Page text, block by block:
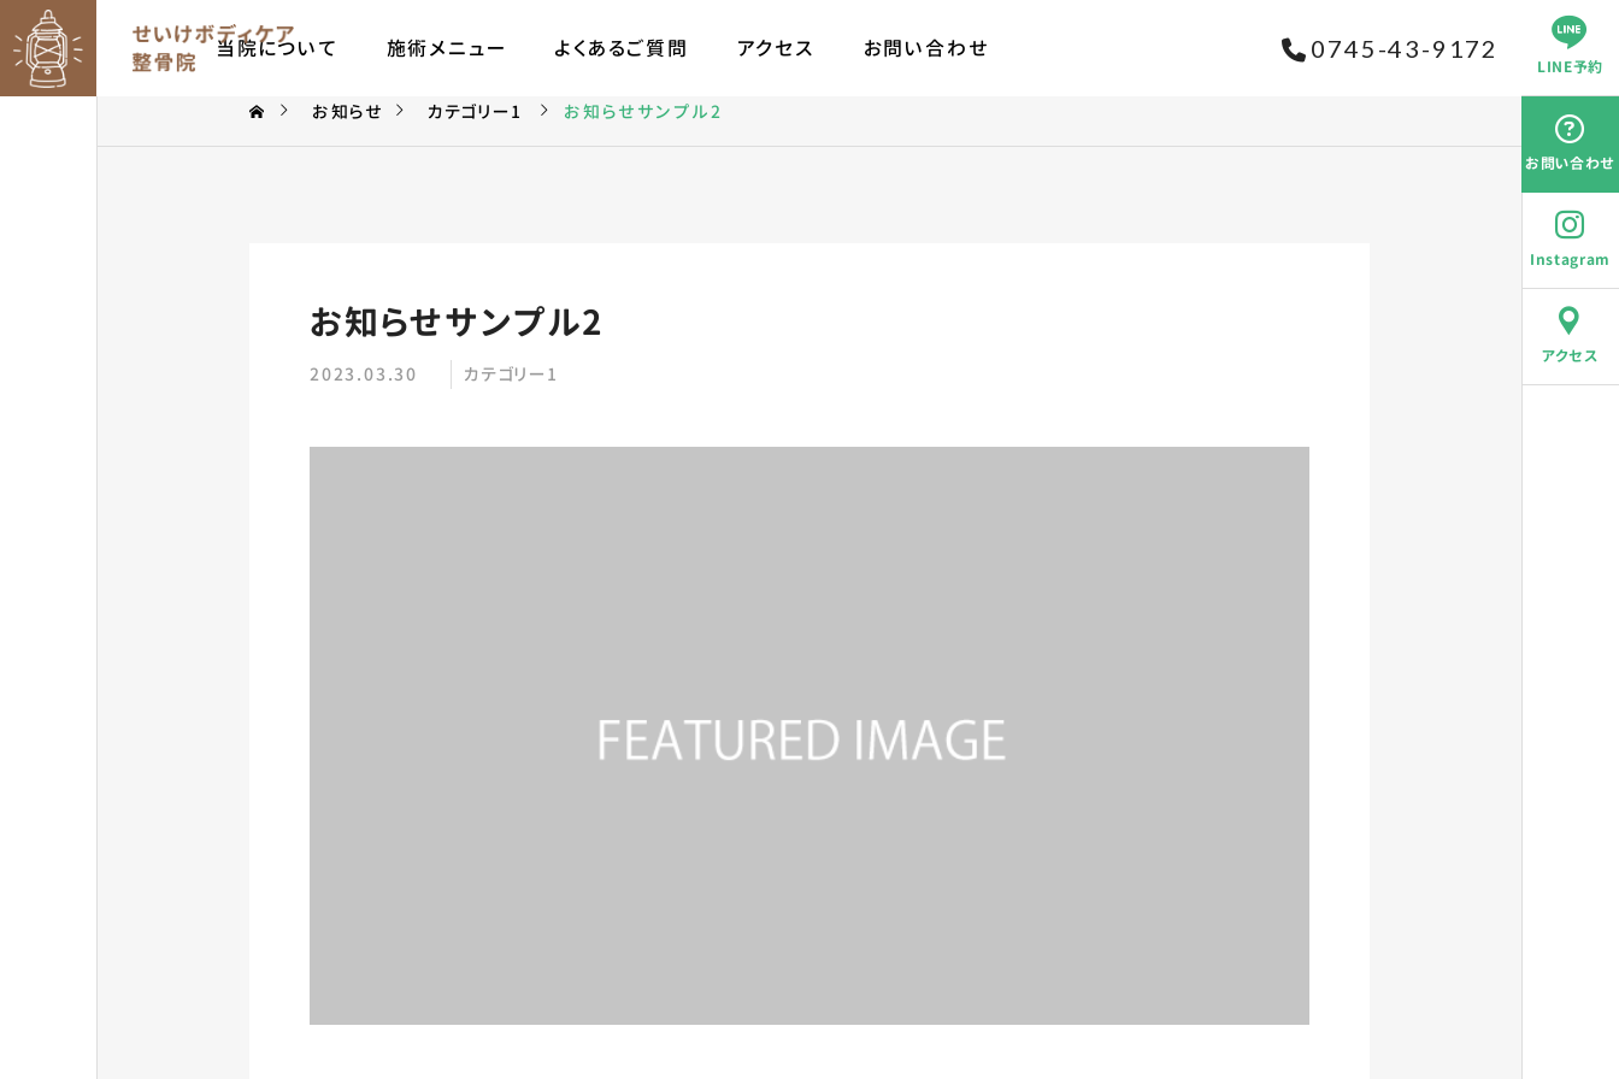
当院について 施術メニュー よくあるご質問 アクセス お問い合わせ 0745-43-9172
LINE予約
お問い合わせ
Instagram
アクセス
お知らせ カテゴリー1 お知らせサンプル2
お知らせサンプル2
2023.03.30 カテゴリー1